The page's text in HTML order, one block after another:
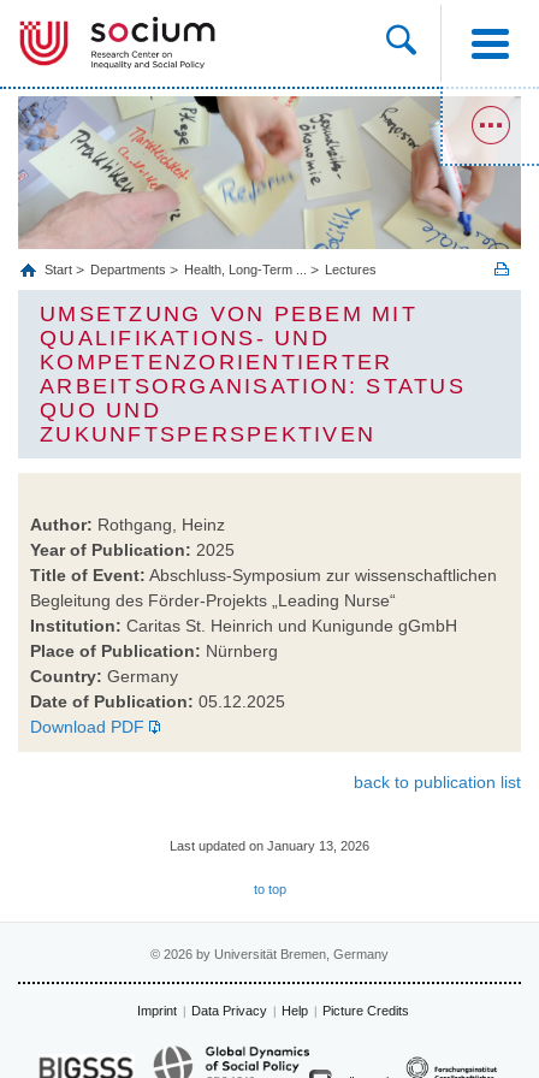
Start Departments Health, Long‐Term ... Lectures
UMSETZUNG VON PEBEM MIT
QUALIFIKATIONS- UND
KOMPETENZORIENTIERTER
ARBEITSORGANISATION: STATUS
QUO UND
ZUKUNFTSPERSPEKTIVEN
Author: Rothgang, Heinz
Year of Publication: 2025
Title of Event: Abschluss-Symposium zur wissenschaftlichen
Begleitung des Förder-Projekts „Leading Nurse“
Institution: Caritas St. Heinrich und Kunigunde gGmbH
Place of Publication: Nürnberg
Country: Germany
Date of Publication: 05.12.2025
Download PDF
back to publication list
Last updated on January 13, 2026
to top
© 2026 by Universität Bremen, Germany
Imprint Data Privacy Help Picture Credits